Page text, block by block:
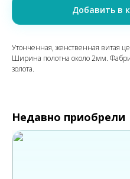
Добавить в
Утонченная, женственная витая
Ширина полотна около 2мм.
золота.
Недавно приобрели